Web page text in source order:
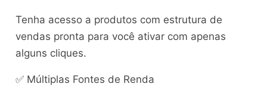
Tenha acesso a produtos com estrutura de
vendas pronta para você ativar com apenas
alguns cliques.
✅ Múltiplas Fontes de Renda